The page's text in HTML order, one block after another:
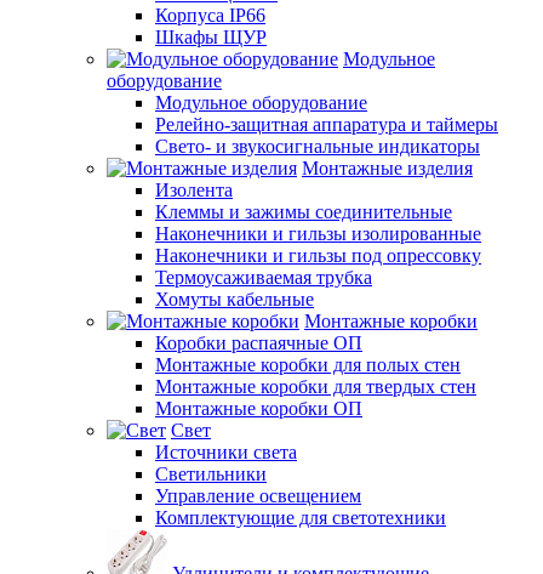
Корпуса IP66
Шкафы ЩУР
Модульное
оборудование
Модульное оборудование
Релейно-защитная аппаратура и таймеры
Свето- и звукосигнальные индикаторы
Монтажные изделия
Изолента
Клеммы и зажимы соединительные
Наконечники и гильзы изолированные
Наконечники и гильзы под опрессовку
Термоусаживаемая трубка
Хомуты кабельные
Монтажные коробки
Коробки распаячные ОП
Монтажные коробки для полых стен
Монтажные коробки для твердых стен
Монтажные коробки ОП
Свет
Источники света
Светильники
Управление освещением
Комплектующие для светотехники